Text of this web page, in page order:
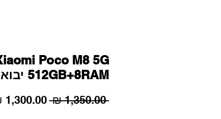
Poco M8 5G
512GB+8RAM יבואן רשמי
‏1,350.00 ‏₪
מחיר